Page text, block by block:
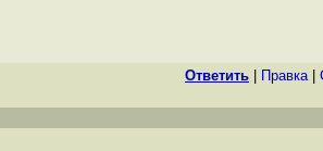
Ответить Правка|